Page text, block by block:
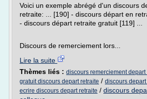
Voici un exemple abrégé d'un discours
retraite: ... [190] - discours départ en
- discours départ retraite gratuit [119] ...
Discours de remerciement lors...
Lire la suite
Thèmes liés : discours remerciement depart
gratuit discours depart retraite / discours
ecrire discours depart retraite / discours